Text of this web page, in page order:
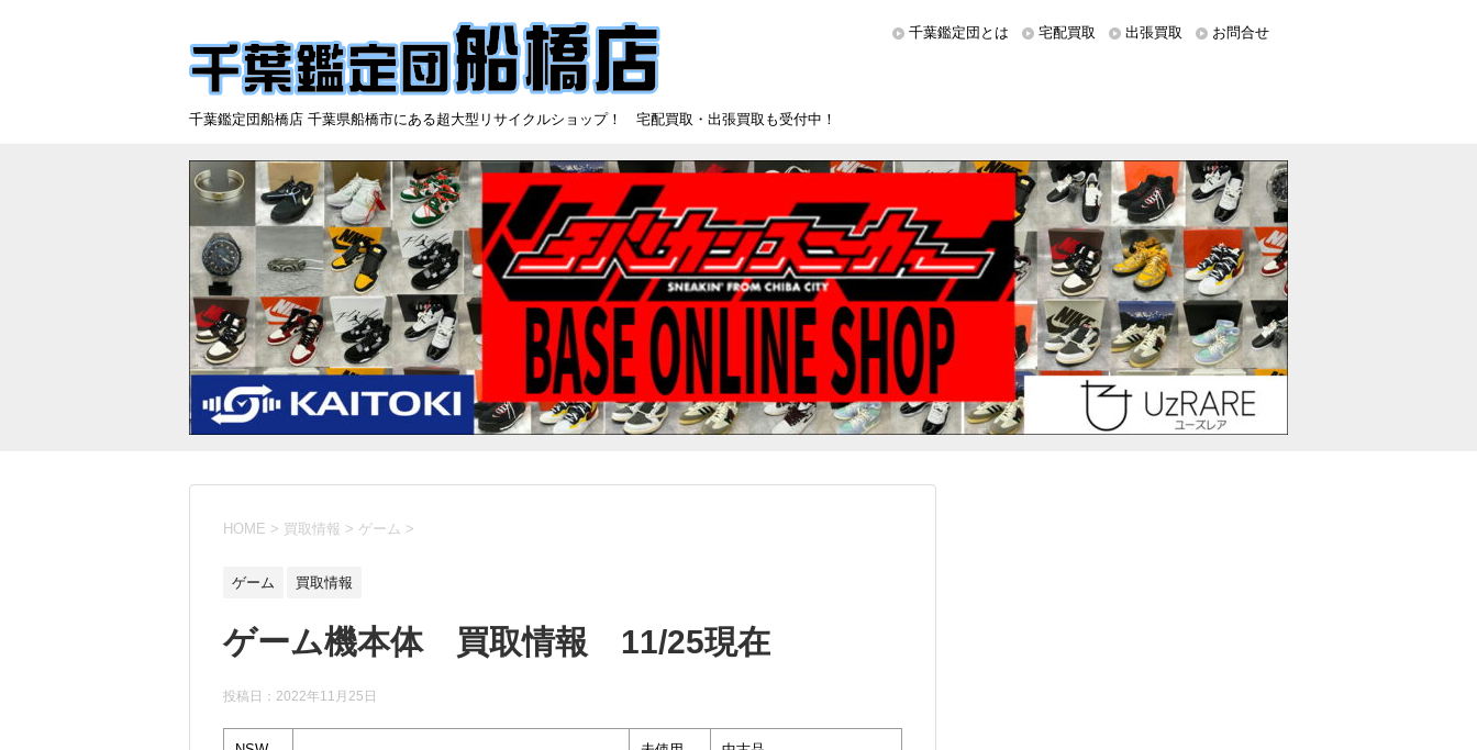
千葉鑑定団船橋店 千葉県船橋市にある超大型リサイクルショップ！ 宅配買取・出張買取も受付中！
千葉鑑定団とは 宅配買取 出張買取 お問合せ
HOME > 買取情報 > ゲーム >
ゲーム 買取情報
ゲーム機本体 買取情報 11/25現在
投稿日： 2022年11月25日